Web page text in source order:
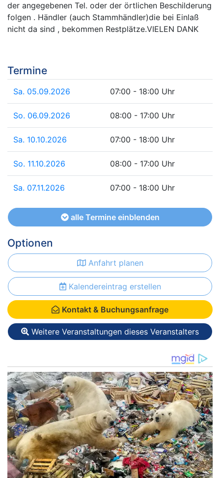
der angegebenen Tel. oder der örtlichen Beschilderung
folgen . Händler (auch Stammhändler)die bei Einlaß
nicht da sind , bekommen Restplätze.VIELEN DANK
Termine
Sa. 05.09.2026 07:00 - 18:00 Uhr
So. 06.09.2026 08:00 - 17:00 Uhr
Sa. 10.10.2026 07:00 - 18:00 Uhr
So. 11.10.2026 08:00 - 17:00 Uhr
Sa. 07.11.2026 07:00 - 18:00 Uhr
alle Termine einblenden
Optionen
Anfahrt planen
Kalendereintrag erstellen
Kontakt & Buchungsanfrage
Weitere Veranstaltungen dieses Veranstalters